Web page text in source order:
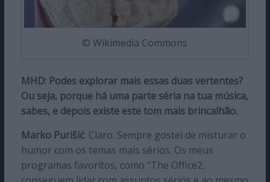
© Wikimedia Commons
MHD: Podes explorar mais essas duas vertentes?
Ou seja, porque há uma parte séria na tua música,
sabes, e depois existe este tom mais brincalhão.
Marko Purišić: Claro. Sempre gostei de misturar o
humor com os temas mais sérios. Os meus
programas favoritos, como “The Office2,